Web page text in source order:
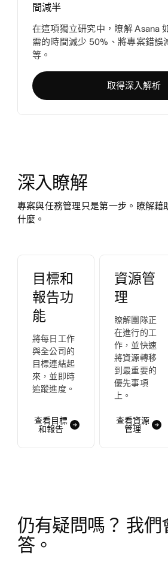
間減半
在這項獨立研究中，瞭解 Asana
需的時間減少 50%、將專案錯誤
等。
取得深入解析
深入瞭解
專案與任務管理只是第一步。瞭解藉
什麼。
目標和
報告功
能
將每日工作
與全公司的
目標連結起
來，並即時
追蹤進度。
查看目標
和報告
資源管
理
瞭解團隊正
在進行的工
作，並快速
將資源轉移
到最重要的
優先事項
上。
查看資源
管理
仍有疑問嗎？ 我們
答。